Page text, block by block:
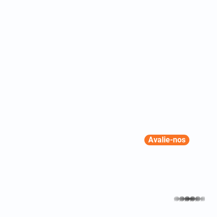
Avalie-nos
whatsapp